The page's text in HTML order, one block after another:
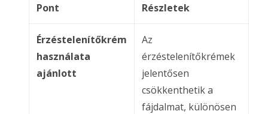
Pont Részletek
Érzéstelenítőkrém
használata
ajánlott
Az
érzéstelenítőkrémek
jelentősen
csökkenthetik a
fájdalmat, különösen